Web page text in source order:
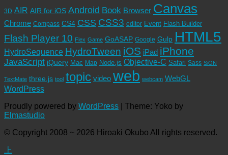
3D AIR AIR for iOS Android Book Browser Canvas
Chrome Compass CS4 CSS CSS3 editor Event Flash Builder
Flash Player 10 Flex Game GoASAP Google Gulp HTML5
HydroSequence HydroTween iOS iPad iPhone
JavaScript jQuery Mac Map Node.js Objective-C Safari Sass SiON
TextMate three.js tool topic video web webcam WebGL
WordPress
Proudly powered by WordPress
Theme: Yoko by
Elmastudio
© Copyright 2008 ~ 2026 Hiroaki Okubo All rights reserved.
上